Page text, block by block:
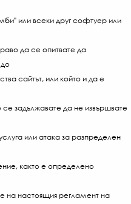
или всеки друг софтуер или
да се опитвате да
сайтът, или който и да е
задължавате да не извършвате
или атака за разпределен
както е определено
на настоящия регламент на